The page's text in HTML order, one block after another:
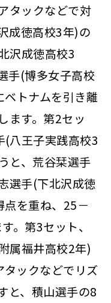
タックなどで対
成徳高校3年)の
沢成徳高校3
手(博多女子高校
トナムを引き離
ます。第2セッ
(八王子実践高校3
と、荒谷栞選手
選手(下北沢成徳
を重ね、25－
。第3セット、
属福井高校2年)
ックなどでリズ
と、積山選手の8